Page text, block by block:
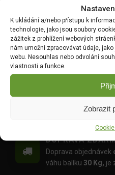
K ukládání a/nebo přístupu k
technologie, jako jsou soubory
zážitek z prohlížení webových
nám umožní zpracovávat údaje,
webu. Nesouhlas nebo odvolání
vlastnosti a funkce.
Zobrazit
s guánem 1l
DO KOŠÍKU
95.00
Kč
Wuxal SUS Ca 250ml
DO KOŠÍKU
DOPRAVA
Doprava objednávek
váhu balíku 30 Kg, je